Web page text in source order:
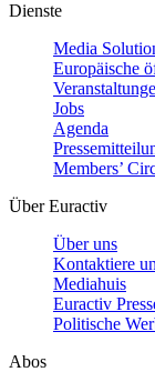
Dienste
Media
Europäische
Jobs
Agenda
Members’
Über Euractiv
Über uns
Kontaktiere
Mediahuis
Euractiv
Politische
Abos